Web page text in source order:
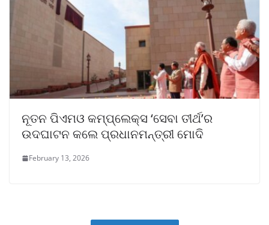
ନୂତନ ପିଏମଓ କମ୍ପ୍ଲେକ୍ସ ‘ସେବା ତୀର୍ଥ’ର
ଉଦଘାଟନ କଲେ ପ୍ରଧାନମନ୍ତ୍ରୀ ମୋଦି
February 13, 2026